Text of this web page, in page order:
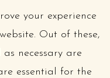
your experience
Out of these,
necessary are
essential for the